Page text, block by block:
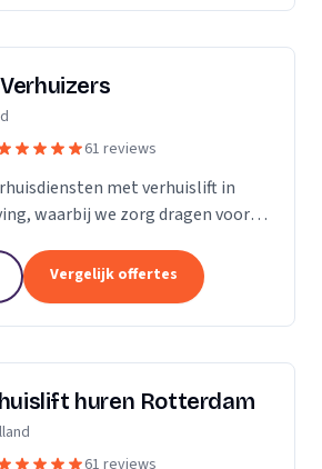
61 reviews
met verhuislift in
waarbij we zorg dragen voor
Vergelijk offertes
huren Rotterdam
61 reviews